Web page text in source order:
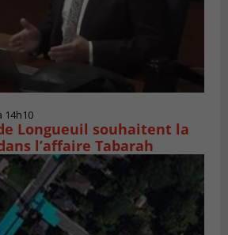
14h10
Longueuil souhaitent la
l’affaire Tabarah